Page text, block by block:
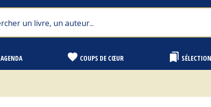
AGENDA favorite COUPS DE CŒUR bookmarks